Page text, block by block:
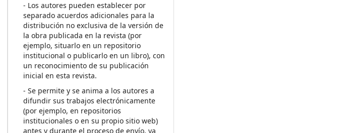
- Los autores pueden establecer por
separado acuerdos adicionales para la
distribución no exclusiva de la versión de
la obra publicada en la revista (por
ejemplo, situarlo en un repositorio
institucional o publicarlo en un libro), con
un reconocimiento de su publicación
inicial en esta revista.
- Se permite y se anima a los autores a
difundir sus trabajos electrónicamente
(por ejemplo, en repositorios
institucionales o en su propio sitio web)
antes y durante el proceso de envío, ya